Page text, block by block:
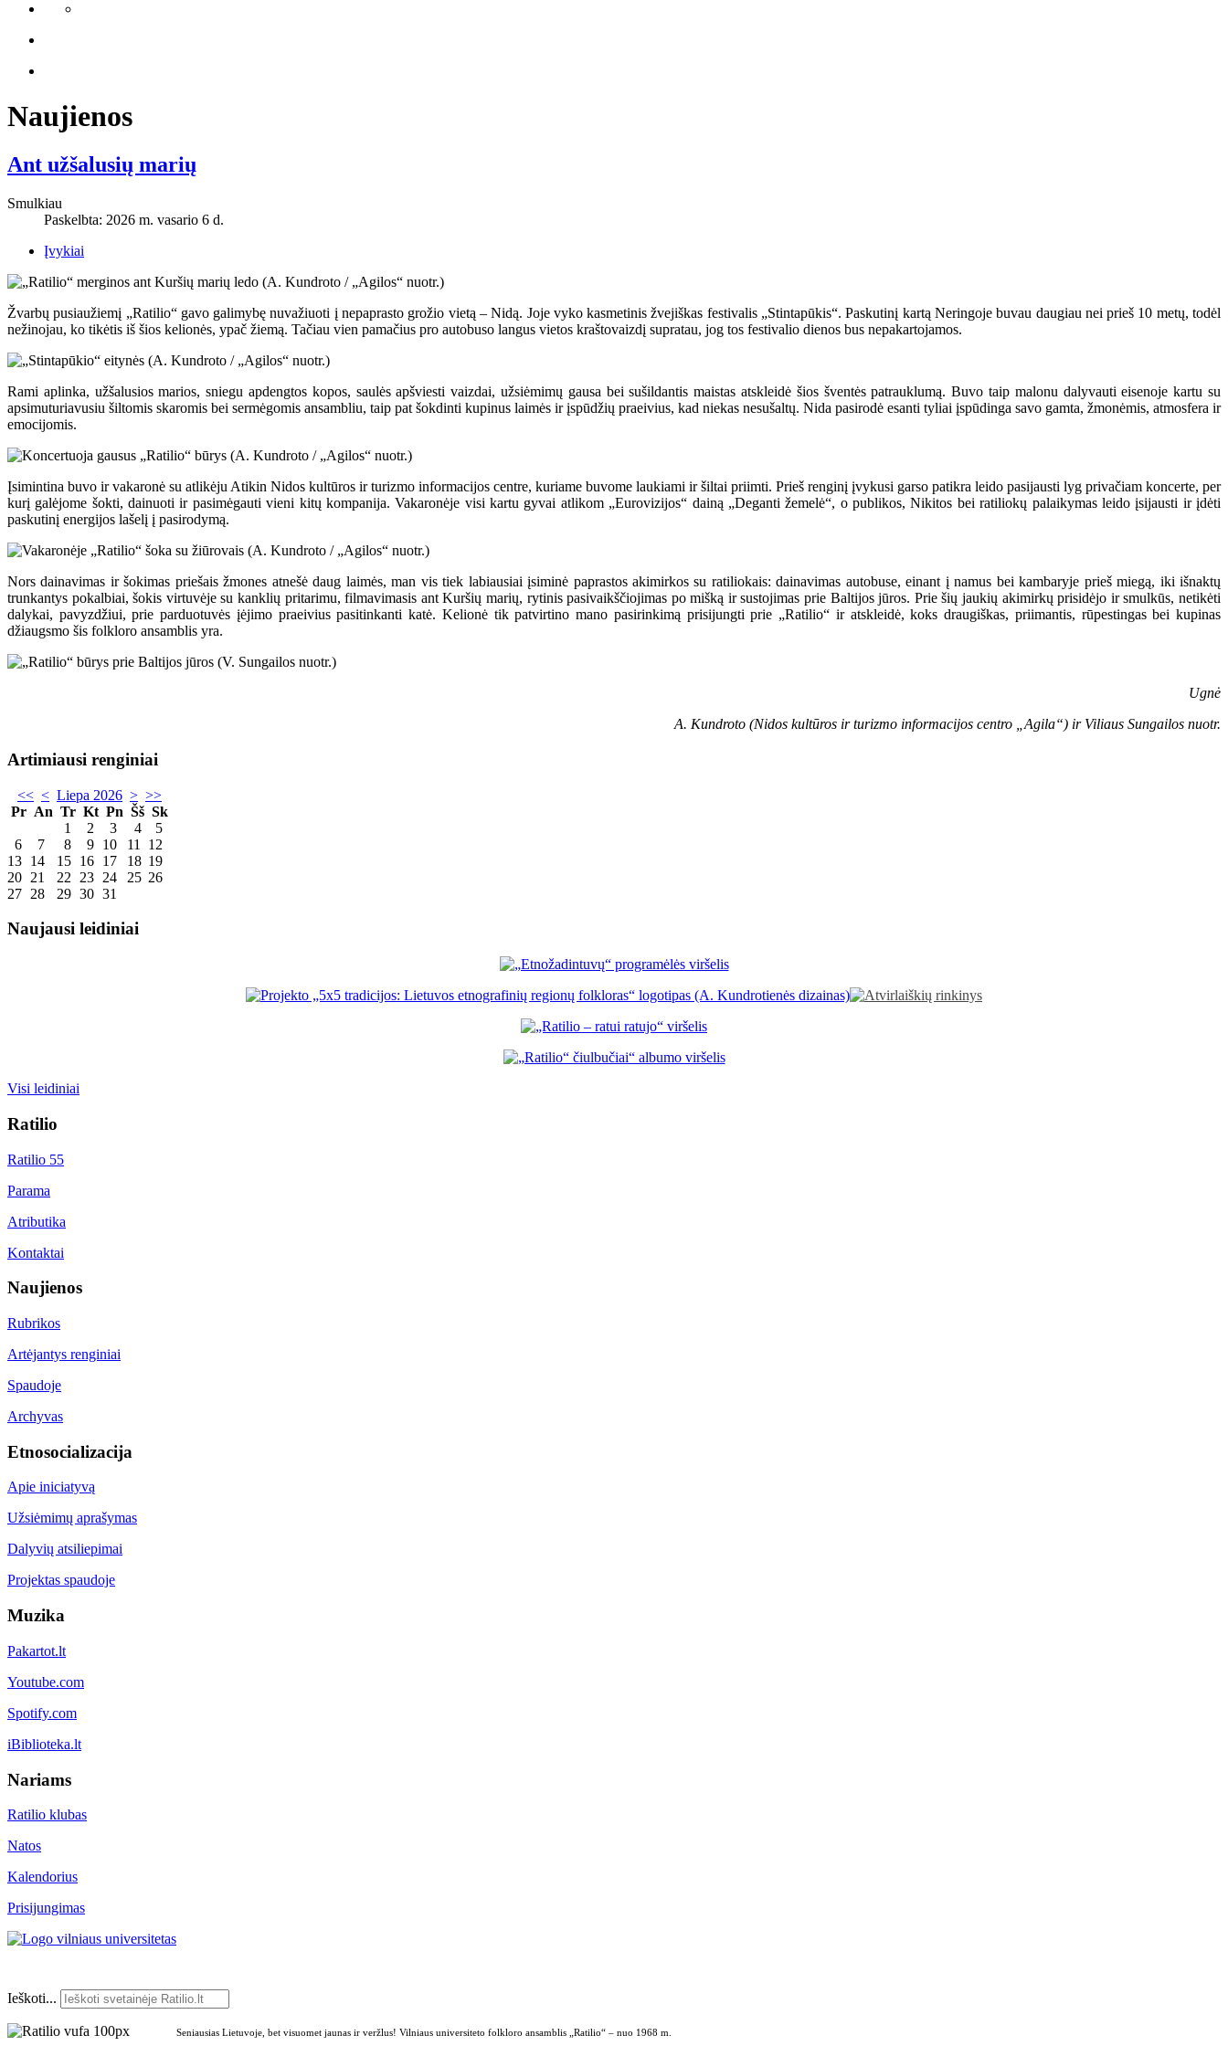
Naujienos
Ant užšalusių marių
Smulkiau
Paskelbta: 2026 m. vasario 6 d.
Įvykiai
Žvarbų pusiaužiemį „Ratilio“ gavo galimybę nuvažiuoti į nepaprasto grožio vietą – Nidą. Joje vyko kasmetinis žvejiškas festivalis „Stintapūkis“. Paskutinį kartą Neringoje buvau daugiau nei prieš 10 metų, todėl
nežinojau, ko tikėtis iš šios kelionės, ypač žiemą. Tačiau vien pamačius pro autobuso langus vietos kraštovaizdį supratau, jog tos festivalio dienos bus nepakartojamos.
Rami aplinka, užšalusios marios, sniegu apdengtos kopos, saulės apšviesti vaizdai, užsiėmimų gausa bei sušildantis maistas atskleidė šios šventės patrauklumą. Buvo taip malonu dalyvauti eisenoje kartu su
apsimuturiavusiu šiltomis skaromis bei sermėgomis ansambliu, taip pat šokdinti kupinus laimės ir įspūdžių praeivius, kad niekas nesušaltų. Nida pasirodė esanti tyliai įspūdinga savo gamta, žmonėmis, atmosfera ir
emocijomis.
Įsimintina buvo ir vakaronė su atlikėju Atikin Nidos kultūros ir turizmo informacijos centre, kuriame buvome laukiami ir šiltai priimti. Prieš renginį įvykusi garso patikra leido pasijausti lyg privačiam koncerte, per
kurį galėjome šokti, dainuoti ir pasimėgauti vieni kitų kompanija. Vakaronėje visi kartu gyvai atlikom „Eurovizijos“ dainą „Deganti žemelė“, o publikos, Nikitos bei ratiliokų palaikymas leido įsijausti ir įdėti
paskutinį energijos lašelį į pasirodymą.
Nors dainavimas ir šokimas priešais žmones atnešė daug laimės, man vis tiek labiausiai įsiminė paprastos akimirkos su ratiliokais: dainavimas autobuse, einant į namus bei kambaryje prieš miegą, iki išnaktų
trunkantys pokalbiai, šokis virtuvėje su kanklių pritarimu, filmavimasis ant Kuršių marių, rytinis pasivaikščiojimas po mišką ir sustojimas prie Baltijos jūros. Prie šių jaukių akimirkų prisidėjo ir smulkūs, netikėti
dalykai, pavyzdžiui, prie parduotuvės įėjimo praeivius pasitinkanti katė. Kelionė tik patvirtino mano pasirinkimą prisijungti prie „Ratilio“ ir atskleidė, koks draugiškas, priimantis, rūpestingas bei kupinas
džiaugsmo šis folkloro ansamblis yra.
Ugnė
A. Kundroto (Nidos kultūros ir turizmo informacijos centro „Agila“) ir Viliaus Sungailos nuotr.
Artimiausi renginiai
<< < Liepa 2026 > >>
Pr An Tr Kt Pn Šš Sk
1
2 3 4
5
6
7 8 9 10 11
12
13 14 15 16 17 18 19
20 21 22 23 24 25 26
27 28 29 30 31
Naujausi leidiniai
Visi leidiniai
Ratilio
Ratilio 55
Parama
Atributika
Kontaktai
Naujienos
Rubrikos
Artėjantys renginiai
Spaudoje
Archyvas
Etnosocializacija
Apie iniciatyvą
Užsiėmimų aprašymas
Dalyvių atsiliepimai
Projektas spaudoje
Muzika
Pakartot.lt
Youtube.com
Spotify.com
iBiblioteka.lt
Nariams
Ratilio klubas
Natos
Kalendorius
Prisijungimas
Ieškoti...
Seniausias Lietuvoje, bet visuomet jaunas ir veržlus! Vilniaus universiteto folkloro ansamblis „Ratilio“ – nuo 1968 m.